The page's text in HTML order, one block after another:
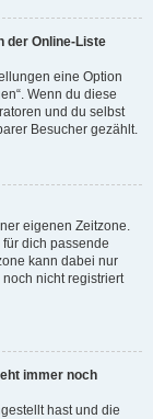
der Online-Liste
eine Option
Wenn du diese
und du selbst
Besucher gezählt.
eigenen Zeitzone.
für dich passende
kann dabei nur
nicht registriert
immer noch
hast und die